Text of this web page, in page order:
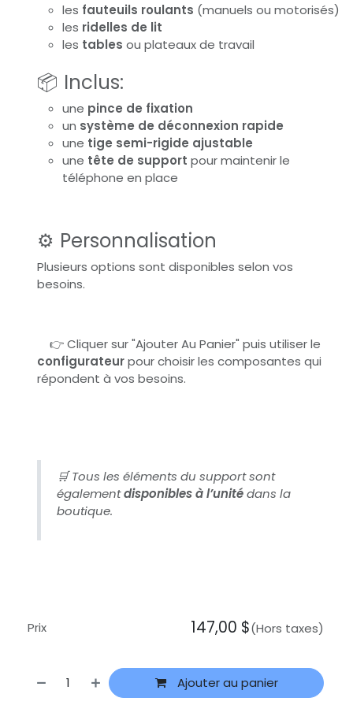
les fauteuils roulants (manuels ou motorisés)
les ridelles de lit
les tables ou plateaux de travail
📦 Inclus:
une pince de fixation
un système de déconnexion rapide
une tige semi-rigide ajustable
une tête de support pour maintenir le
téléphone en place
⚙️ Personnalisation
Plusieurs options sont disponibles selon vos
besoins.
​👉 Cliquer sur "Ajouter Au Panier" puis utiliser le
configurateurpour choisir les composantes qui
répondent à vos besoins.
🛒 Tous les éléments du support sont
égalementdisponibles à l’unitédans la
boutique.
Ajouter au panier
Prix 147,00 $(Hors taxes)